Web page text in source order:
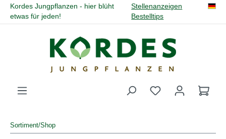
springen
Kordes Jungpflanzen - hier blüht
etwas für jeden!
Stellenanzeigen
Bestelltips
Du hast 0
Sortiment/Shop